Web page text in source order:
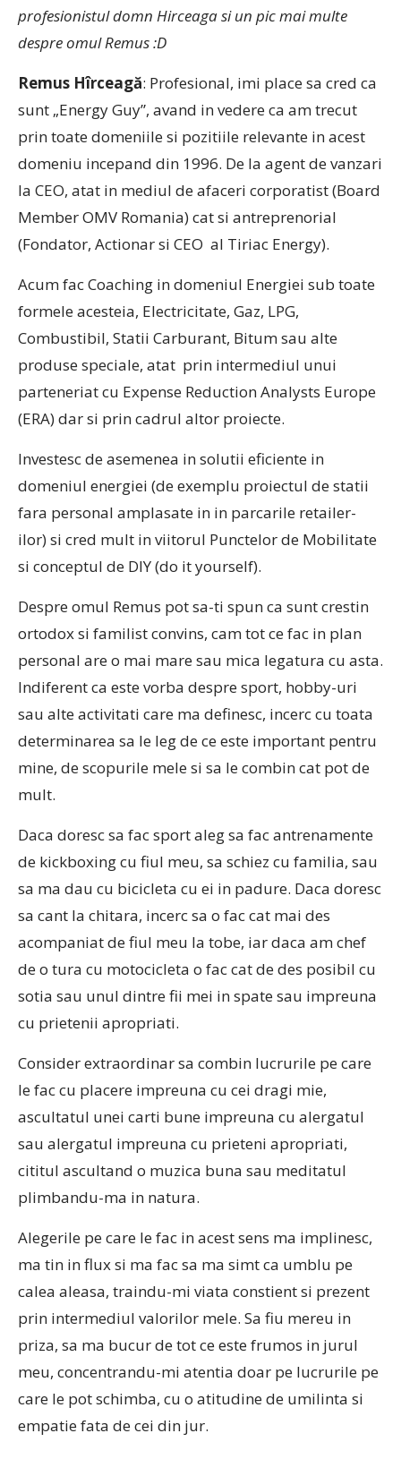
profesionistul domn Hirceaga si un pic mai multe
despre omul Remus :D
Remus Hîrceagă: Profesional, imi place sa cred ca
sunt „Energy Guy”, avand in vedere ca am trecut
prin toate domeniile si pozitiile relevante in acest
domeniu incepand din 1996. De la agent de vanzari
la CEO, atat in mediul de afaceri corporatist (Board
Member OMV Romania) cat si antreprenorial
(Fondator, Actionar si CEO al Tiriac Energy).
Acum fac Coaching in domeniul Energiei sub toate
formele acesteia, Electricitate, Gaz, LPG,
Combustibil, Statii Carburant, Bitum sau alte
produse speciale, atat prin intermediul unui
parteneriat cu Expense Reduction Analysts Europe
(ERA) dar si prin cadrul altor proiecte.
Investesc de asemenea in solutii eficiente in
domeniul energiei (de exemplu proiectul de statii
fara personal amplasate in in parcarile retailer-
ilor) si cred mult in viitorul Punctelor de Mobilitate
si conceptul de DIY (do it yourself).
Despre omul Remus pot sa-ti spun ca sunt crestin
ortodox si familist convins, cam tot ce fac in plan
personal are o mai mare sau mica legatura cu asta.
Indiferent ca este vorba despre sport, hobby-uri
sau alte activitati care ma definesc, incerc cu toata
determinarea sa le leg de ce este important pentru
mine, de scopurile mele si sa le combin cat pot de
mult.
Daca doresc sa fac sport aleg sa fac antrenamente
de kickboxing cu fiul meu, sa schiez cu familia, sau
sa ma dau cu bicicleta cu ei in padure. Daca doresc
sa cant la chitara, incerc sa o fac cat mai des
acompaniat de fiul meu la tobe, iar daca am chef
de o tura cu motocicleta o fac cat de des posibil cu
sotia sau unul dintre fii mei in spate sau impreuna
cu prietenii apropriati.
Consider extraordinar sa combin lucrurile pe care
le fac cu placere impreuna cu cei dragi mie,
ascultatul unei carti bune impreuna cu alergatul
sau alergatul impreuna cu prieteni apropriati,
cititul ascultand o muzica buna sau meditatul
plimbandu-ma in natura.
Alegerile pe care le fac in acest sens ma implinesc,
ma tin in flux si ma fac sa ma simt ca umblu pe
calea aleasa, traindu-mi viata constient si prezent
prin intermediul valorilor mele. Sa fiu mereu in
priza, sa ma bucur de tot ce este frumos in jurul
meu, concentrandu-mi atentia doar pe lucrurile pe
care le pot schimba, cu o atitudine de umilinta si
empatie fata de cei din jur.